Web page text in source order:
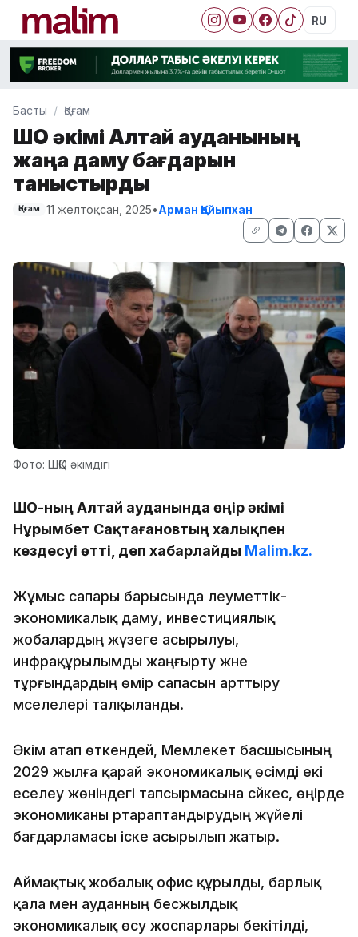
RU
Басты Қоғам
ШҚО әкімі Алтай ауданының
жаңа даму бағдарын
таныстырды
Қоғам 11 желтоқсан, 2025•Арман Қайыпхан
Фото: ШҚО әкімдігі
ШҚО-ның Алтай ауданында өңір әкімі
Нұрымбет Сақтағановтың халықпен
кездесуі өтті, деп хабарлайды Malim.kz.
Жұмыс сапары барысында әлеуметтік-
экономикалық даму, инвестициялық
жобалардың жүзеге асырылуы,
инфрақұрылымды жаңғырту және
тұрғындардың өмір сапасын арттыру
мәселелері талқыланды.
Әкім атап өткендей, Мемлекет басшысының
2029 жылға қарай экономикалық өсімді екі
еселеу жөніндегі тапсырмасына сәйкес, өңірде
экономиканы әртараптандырудың жүйелі
бағдарламасы іске асырылып жатыр.
Аймақтық жобалық офис құрылды, барлық
қала мен ауданның бесжылдық
экономикалық өсу жоспарлары бекітілді,